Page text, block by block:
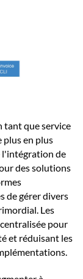
tant que service
plus en plus
l'intégration de
des solutions
de gérer divers
Les
pour
et réduisant les